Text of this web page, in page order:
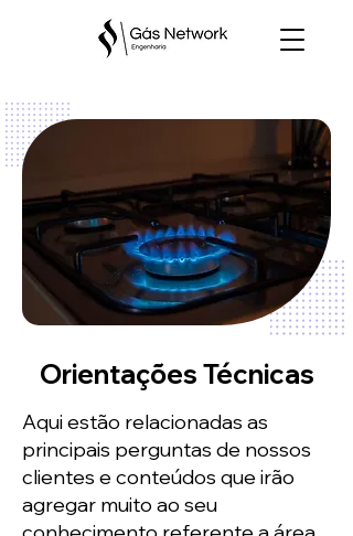
Orientações Técnicas
Aqui estão relacionadas as
principais perguntas de nossos
clientes e conteúdos que irão
agregar muito ao seu